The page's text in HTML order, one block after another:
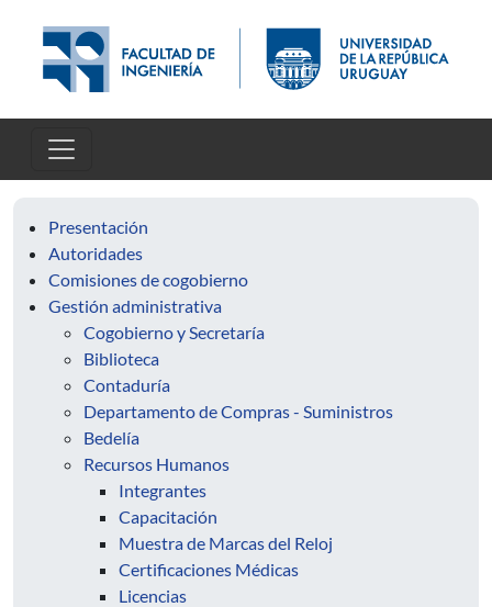
Presentación
Autoridades
Comisiones de cogobierno
Gestión administrativa
Cogobierno y Secretaría
Biblioteca
Contaduría
Departamento de Compras - Suministros
Bedelía
Recursos Humanos
Integrantes
Capacitación
Muestra de Marcas del Reloj
Certificaciones Médicas
Licencias